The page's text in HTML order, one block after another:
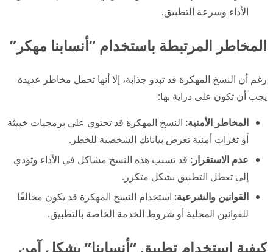
الأداء وسرعة التطبيق.
المخاطر المرتبطة باستخدام “أنسابنا مهكر”
رغم أن النسخ المهكرة قد تبدو جذابة، إلا أنها تحمل مخاطر عديدة
يجب أن تكون على دراية بها:
المخاطر الأمنية: النسخ المهكرة قد تحتوي على برمجيات خبيثة
أو ثغرات أمنية تعرض بياناتك الشخصية للخطر.
عدم الاستقرار: قد تسبب هذه النسخ مشاكل في الأداء وتؤدي
إلى تعطل التطبيق بشكل متكرر.
القوانين والشرعية: استخدام النسخ المهكرة قد يكون مخالفًا
للقوانين المحلية أو شروط الخدمة الخاصة بالتطبيق.
كيفية استخدام تطبيق “أنسابنا” بشكل آمن